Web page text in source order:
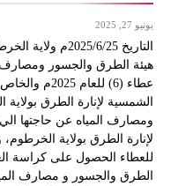
يونيو 27, 2025
التاريخ 2025/6/
هيئة الطرق والجسور ومصارف
عطاء (6)
الشمسية لإنارة الطرق
ومصارف المياه عن حاجتها
لإنارة الطرق بولاية
للعطاء الحصول على كراسة